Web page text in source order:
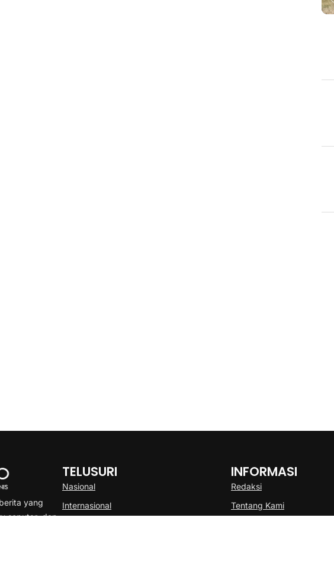
yang
seputar dan
TELUSURI
Nasional
Internasional
INFORMASI
Redaksi
Tentang Kami